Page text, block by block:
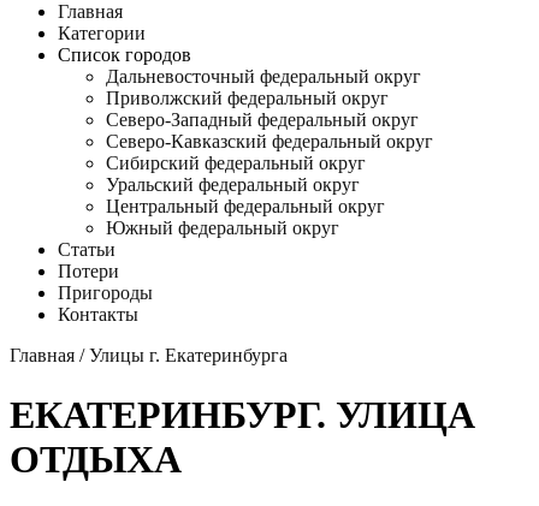
Главная
Категории
Список городов
Дальневосточный федеральный округ
Приволжский федеральный округ
Северо-Западный федеральный округ
Северо-Кавказский федеральный округ
Сибирский федеральный округ
Уральский федеральный округ
Центральный федеральный округ
Южный федеральный округ
Статьи
Потери
Пригороды
Контакты
Главная /Улицы г. Екатеринбурга
ЕКАТЕРИНБУРГ. УЛИЦА
ОТДЫХА